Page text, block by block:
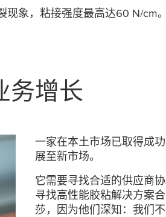
象，粘接强度最高达60 N/cm
务增长
一家在本土市场已取得成
展至新市场。
它需要寻找合适的供应商
寻找高性能胶粘解决方案
莎，因为他们深知：我们